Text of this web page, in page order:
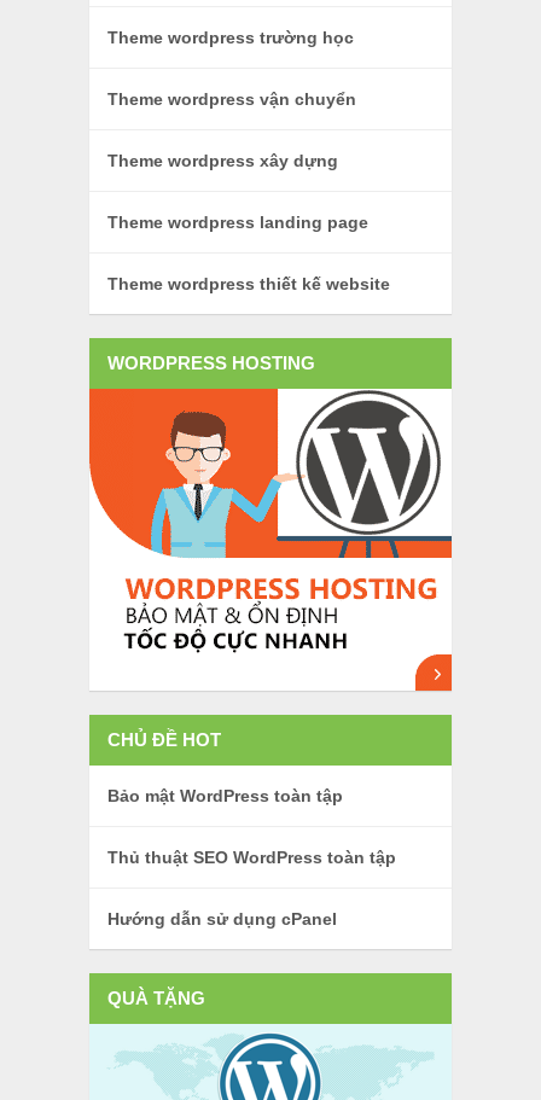
Theme wordpress trường học
Theme wordpress vận chuyển
Theme wordpress xây dựng
Theme wordpress landing page
Theme wordpress thiết kế website
WORDPRESS HOSTING
CHỦ ĐỀ HOT
Bảo mật WordPress toàn tập
Thủ thuật SEO WordPress toàn tập
Hướng dẫn sử dụng cPanel
QUÀ TẶNG